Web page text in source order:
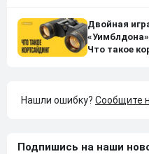
Двойная
«Уимблдона»
Что такое
Нашли ошибку? Сообщите
Подпишись на наши